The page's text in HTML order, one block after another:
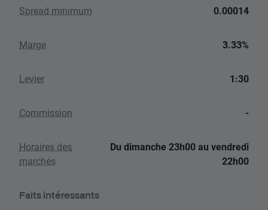
Spread minimum 0.00014
Marge 3.33%
Levier 1:30
Commission -
Horaires des
marchés
Du dimanche 23h00 au vendredi
22h00
Faits intéressants